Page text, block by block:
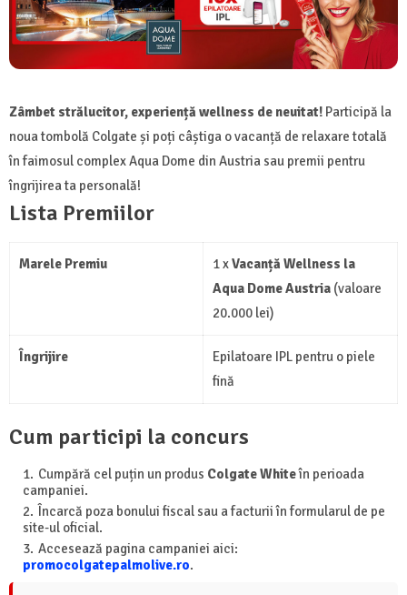
Zâmbet strălucitor, experiență wellness de neuitat! Participă la
noua tombolă Colgate și poți câștiga o vacanță de relaxare totală
în faimosul complex Aqua Dome din Austria sau premii pentru
îngrijirea ta personală!
Lista Premiilor
Marele Premiu 1 xVacanță Wellness la
Aqua Dome Austria (valoare
20.000 lei)
Îngrijire
Epilatoare IPL pentru o piele
fină
Cum participi la concurs
Cumpără cel puțin un produs Colgate Whiteîn perioada
campaniei.
Încarcă poza bonului fiscal sau a facturii în formularul de pe
site-ul oficial.
Accesează pagina campaniei aici:
promocolgatepalmolive.ro.